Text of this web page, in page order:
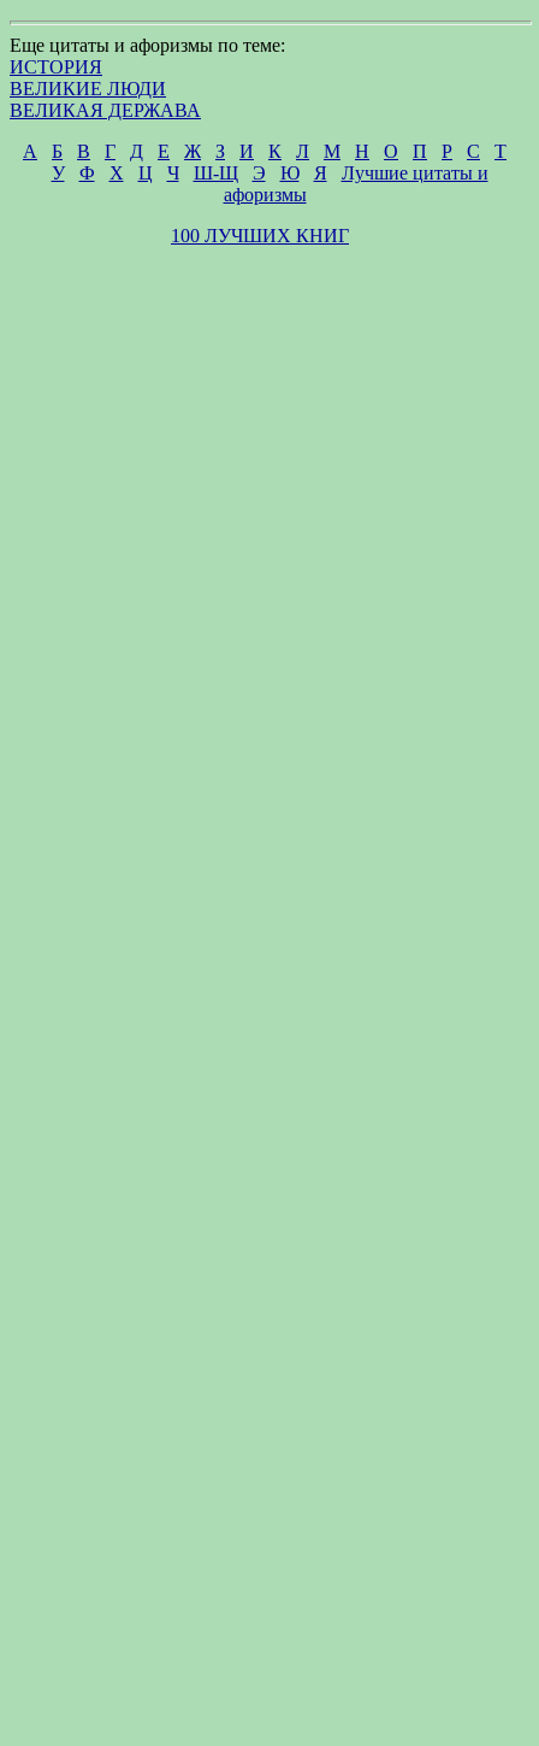
Еще цитаты и афоризмы по теме:
ИСТОРИЯ
ВЕЛИКИЕ ЛЮДИ
ВЕЛИКАЯ ДЕРЖАВА
А
Б В Г Д Е Ж З И К Л М Н О П Р С
Т
У
Ф Х Ц Ч Ш-Щ Э Ю Я
Лучшие цитаты и
афоризмы
100 ЛУЧШИХ КНИГ